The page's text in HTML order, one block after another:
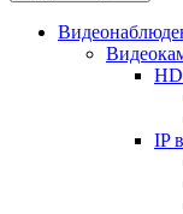
IP